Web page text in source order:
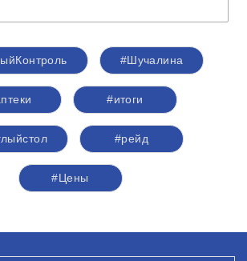
#Шучалина
#итоги
#рейд
#Цены